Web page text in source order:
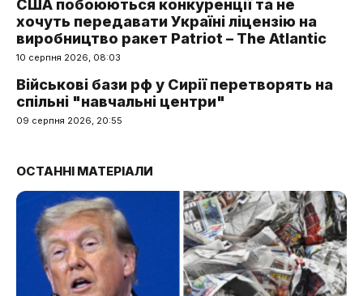
США побоюються конкуренції та не
хочуть передавати Україні ліцензію на
виробництво ракет Patriot – The Atlantic
10 серпня 2026, 08:03
Військові бази рф у Сирії перетворять на
спільні "навчальні центри"
09 серпня 2026, 20:55
ОСТАННІ МАТЕРІАЛИ